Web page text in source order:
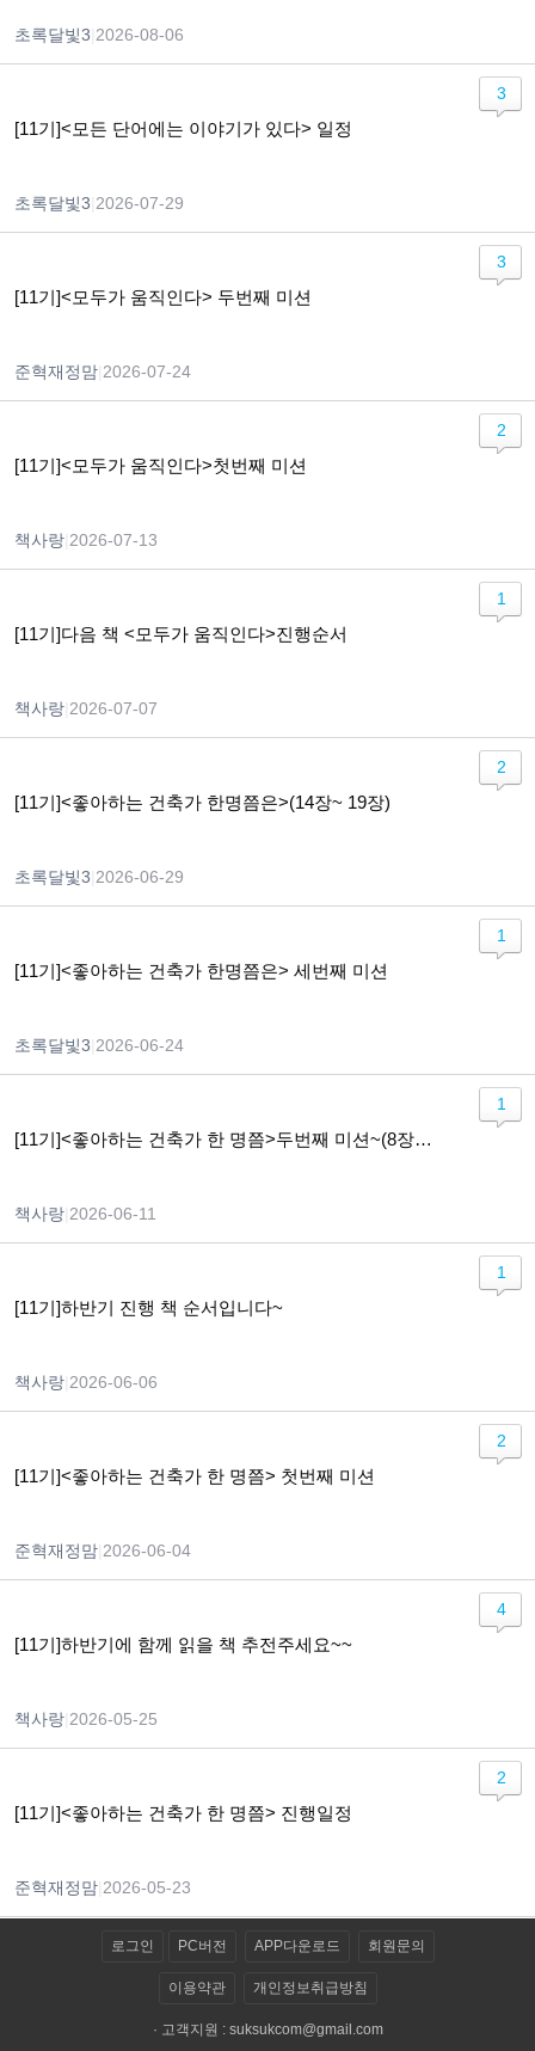
초록달빛3 2026-08-06
[11기]<모든 단어에는 이야기가 있다> 일정
초록달빛3 2026-07-29
3
[11기]<모두가 움직인다> 두번째 미션
준혁재정맘 2026-07-24
3
[11기]<모두가 움직인다>첫번째 미션
책사랑 2026-07-13
2
[11기]다음 책 <모두가 움직인다>진행순서
책사랑 2026-07-07
1
[11기]<좋아하는 건축가 한명쯤은>(14장~ 19장)
초록달빛3 2026-06-29
2
[11기]<좋아하는 건축가 한명쯤은> 세번째 미션
초록달빛3 2026-06-24
1
[11기]<좋아하는 건축가 한 명쯤>두번째 미션~(8장~13장 )
책사랑 2026-06-11
1
[11기]하반기 진행 책 순서입니다~
책사랑 2026-06-06
1
[11기]<좋아하는 건축가 한 명쯤> 첫번째 미션
준혁재정맘 2026-06-04
2
[11기]하반기에 함께 읽을 책 추전주세요~~
책사랑 2026-05-25
4
[11기]<좋아하는 건축가 한 명쯤> 진행일정
준혁재정맘 2026-05-23
2
로그인 PC버전 APP다운로드 회원문의
이용약관 개인정보취급방침
· 고객지원 : suksukcom@gmail.com